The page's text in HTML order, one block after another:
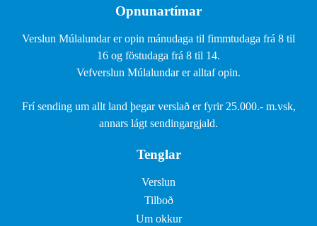
Opnunartímar
Verslun Múlalundar er opin mánudaga til fimmtudaga frá 8 til
16 og föstudaga frá 8 til 14.
Vefverslun Múlalundar er alltaf opin.
Frí sending um allt land þegar verslað er fyrir 25.000.- m.vsk,
annars lágt sendingargjald.
Tenglar
Verslun
Tilboð
Um okkur